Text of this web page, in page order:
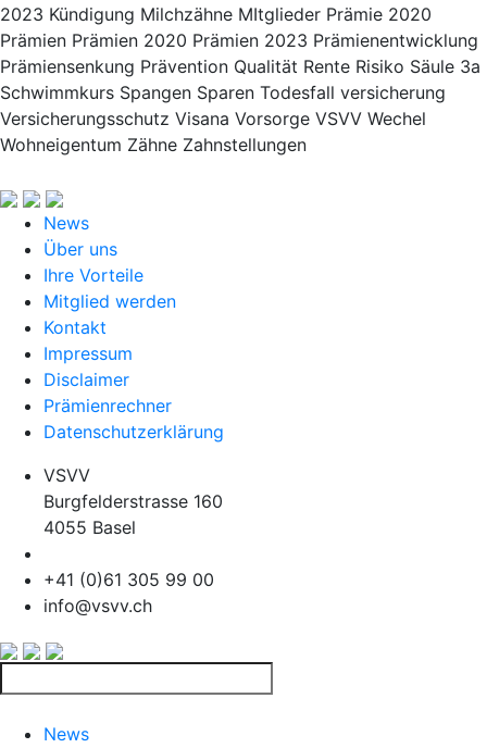
2023 Kündigung Milchzähne MItglieder Prämie 2020
Prämien Prämien 2020 Prämien 2023 Prämienentwicklung
Prämiensenkung Prävention Qualität Rente Risiko Säule 3a
Schwimmkurs Spangen Sparen Todesfall versicherung
Versicherungsschutz Visana Vorsorge VSVV Wechel
Wohneigentum Zähne Zahnstellungen
News
Über uns
Ihre Vorteile
Mitglied werden
Kontakt
Impressum
Disclaimer
Prämienrechner
Datenschutzerklärung
VSVV
Burgfelderstrasse 160
4055 Basel
+41 (0)61 305 99 00
info@vsvv.ch
News